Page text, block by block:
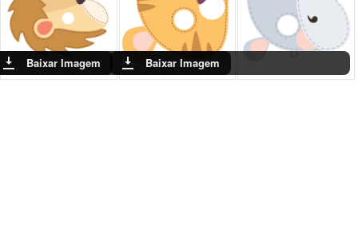
Baixar Imagem Baixar Imagem